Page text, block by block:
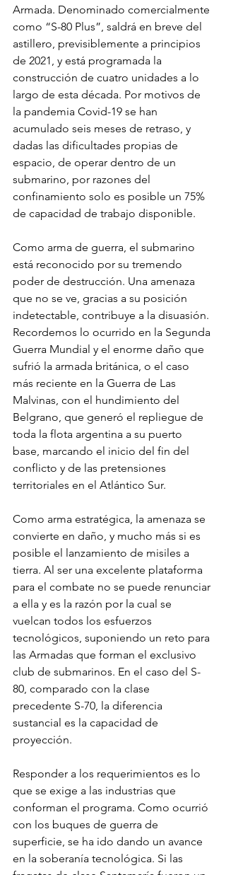
Armada. Denominado comercialmente
como “S-80 Plus”, saldrá en breve del
astillero, previsiblemente a principios
de 2021, y está programada la
construcción de cuatro unidades a lo
largo de esta década. Por motivos de
la pandemia Covid-19 se han
acumulado seis meses de retraso, y
dadas las dificultades propias de
espacio, de operar dentro de un
submarino, por razones del
confinamiento solo es posible un 75%
de capacidad de trabajo disponible.
Como arma de guerra, el submarino
está reconocido por su tremendo
poder de destrucción. Una amenaza
que no se ve, gracias a su posición
indetectable, contribuye a la disuasión.
Recordemos lo ocurrido en la Segunda
Guerra Mundial y el enorme daño que
sufrió la armada británica, o el caso
más reciente en la Guerra de Las
Malvinas, con el hundimiento del
Belgrano, que generó el repliegue de
toda la flota argentina a su puerto
base, marcando el inicio del fin del
conflicto y de las pretensiones
territoriales en el Atlántico Sur.
Como arma estratégica, la amenaza se
convierte en daño, y mucho más si es
posible el lanzamiento de misiles a
tierra. Al ser una excelente plataforma
para el combate no se puede renunciar
a ella y es la razón por la cual se
vuelcan todos los esfuerzos
tecnológicos, suponiendo un reto para
las Armadas que forman el exclusivo
club de submarinos. En el caso del S-
80, comparado con la clase
precedente S-70, la diferencia
sustancial es la capacidad de
proyección.
Responder a los requerimientos es lo
que se exige a las industrias que
conforman el programa. Como ocurrió
con los buques de guerra de
superficie, se ha ido dando un avance
en la soberanía tecnológica. Si las